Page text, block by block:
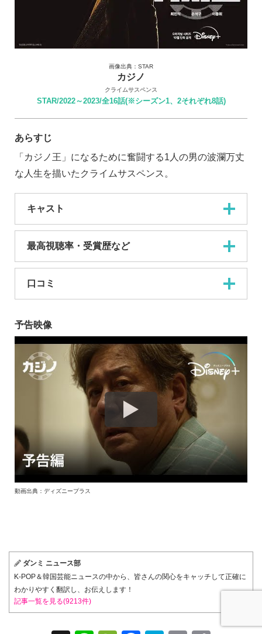
画像出典：STAR
カジノ
クライムサスペンス
STAR/2022～2023/全16話(※シーズン1、2それぞれ8話)
あらすじ
「カジノ王」になるために奮闘する1人の男の波瀾万丈
な人生を描いたクライムサスペンス。
キャスト
最高視聴率・受賞歴など
口コミ
予告映像
動画出典：ディズニープラス
ダンミ ニュース部
K-POP＆韓国芸能ニュースの中から、皆さんの関心をキャッチして正確に
わかりやすく翻訳し、お伝えします！
記事一覧を見る(9213件)